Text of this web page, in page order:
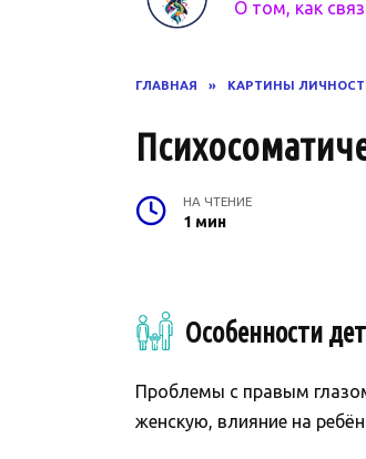
О том, как
ГЛАВНАЯ » КАРТИНЫ
НА ЧТЕНИЕ
1 мин
Особенности
Проблемы с правым
женскую, влияние на